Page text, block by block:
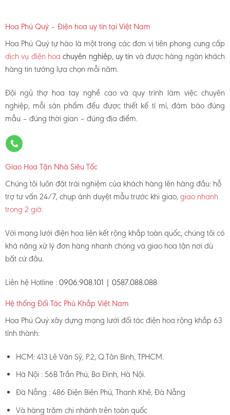
Hoa Phú Quý – Điện hoa uy tín tại Việt Nam
Hoa Phú Quý tự hào là một trong các đơn vị tiên phong cung cấp
dịch vụ điện hoachuyên nghiệp, uy tín và được hàng ngàn khách
hàng tin tưởng lựa chọn mỗi năm.
Đội ngũ thợ hoa tay nghề cao và quy trình làm việc chuyên
nghiệp, mỗi sản phẩm đều được thiết kế tỉ mỉ, đảm bảo đúng
mẫu – đúng thời gian – đúng địa điểm.
Giao Hoa Tận Nhà Siêu Tốc
Chúng tôi luôn đặt trải nghiệm của khách hàng lên hàng đầu: hỗ
trợ tư vấn 24/7, chụp ảnh duyệt mẫu trước khi giao,giao nhanh
trong 2 giờ.
Với mạng lưới điện hoa liên kết rộng khắp toàn quốc, chúng tôi có
khả năng xử lý đơn hàng nhanh chóng và giao hoa tận nơi dù
bất cứ đâu.
Liên hệ Hotline : 0906.908.101 | 0587.088.088
Hệ thống Đối Tác Phủ Khắp Việt Nam
Hoa Phú Quý xây dựng mạng lưới đối tác điện hoa rộng khắp 63
tỉnh thành:
HCM: 413 Lê Văn Sỹ, P.2, Q.Tân Bình, TPHCM.
Hà Nội : 56B Trần Phú, Ba Đình, Hà Nội.
Đà Nẵng : 486 Điện Biên Phủ, Thanh Khê, Đà Nẵng
Và hàng trăm chi nhánh trên toàn quốc